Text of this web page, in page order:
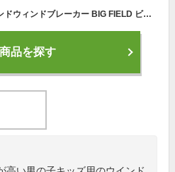
≪TIME SALE≫ GERRY スタンドウィンドブレーカー BIG FIELD ビッグフィールド MARKEY'S マーキーズ 80cm 90cm 100cm 110cm 120cm 130cm 140cm 150cm 160cm 子供服 男の子 女の子 お揃い 別注 アウター ジャケット 長袖 キッズ
品を探す